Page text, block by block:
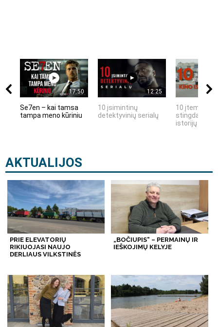
17:50
Se7en – kai tamsa
tampa meno kūriniu
12:25
10 įsimintinų
detektyvinių serialų
10 įtemptų,
stingdančių
istorijų
AKTUALIJOS
PRIE ELEVATORIŲ
RIKIUOJASI NAUJO
DERLIAUS VILKSTINĖS
„BOČIUPIS“ – PERMAINŲ IR
IEŠKOJIMŲ KELYJE